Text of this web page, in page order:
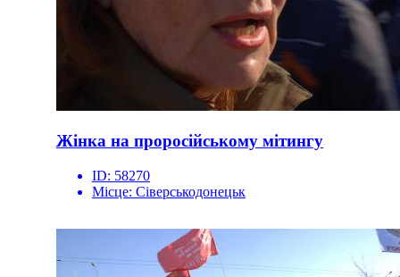
Жінка на проросійському мітингу
ID: 58270
Місце: Сіверськодонецьк